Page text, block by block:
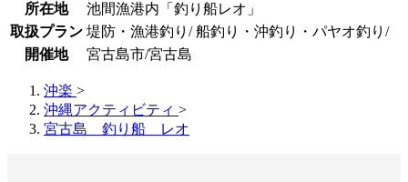
所在地
池間漁港内「釣り船レオ」
取扱プラン 堤防・漁港釣り/ 船釣り・沖釣り・パヤオ釣り/
開催地
宮古島市/宮古島
沖楽 >
沖縄アクティビティ >
宮古島 釣り船 レオ